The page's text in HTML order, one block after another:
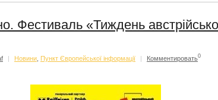
Фестиваль «Тиждень
| Новини Пункт Європейської інформації | Комментировать0